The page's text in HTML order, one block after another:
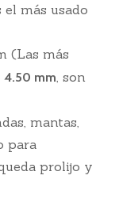
el más usado
(Las más
mm , son
mantas,
para
prolijo y